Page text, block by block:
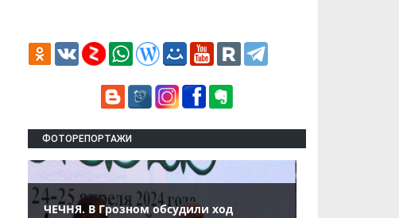
ФОТОРЕПОРТАЖИ
ЧЕЧНЯ. В Грозном обсудили ход